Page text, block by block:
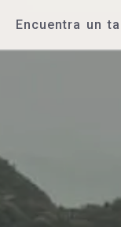
Encuentra un